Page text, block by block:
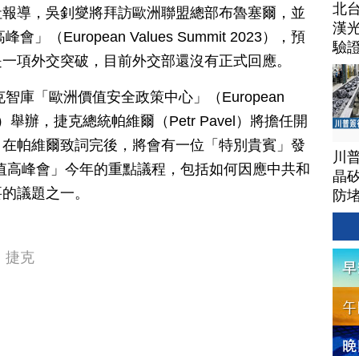
導，吳釗燮將拜訪歐洲聯盟總部布魯塞爾，並
會」（European Values Summit 2023）
，預
項外交突破，目前外交部還沒有正式回應。
庫「歐洲價值安全政策中心」（European
舉辦，捷克總統帕維爾（Petr Pavel）將擔任開
帕維爾致詞完後，將會有一位「特別貴賓」發
峰會」今年的重點議程，包括如何因應中共和
議題之一。
捷克
北
漢
驗
川
晶
防